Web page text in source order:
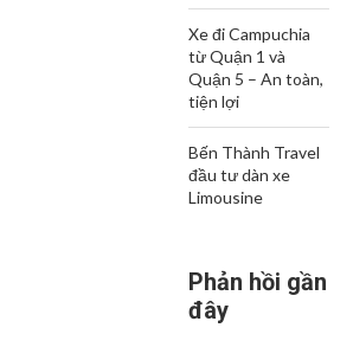
Xe đi Campuchia
từ Quận 1 và
Quận 5 – An toàn,
tiện lợi
Bến Thành Travel
đầu tư dàn xe
Limousine
Phản hồi gần
đây